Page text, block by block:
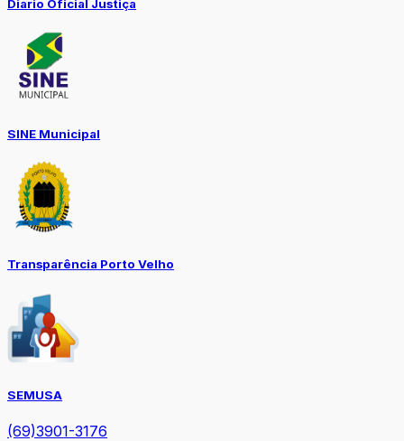
Diario Oficial Justiça
SINE Municipal
Transparência Porto Velho
SEMUSA
(69)3901-3176